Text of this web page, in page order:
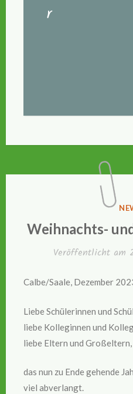
r
Weihnachts-
Veröffentlicht am
Calbe/Saale, Dezember
Liebe Schülerinnen und
liebe Kolleginnen und
liebe Eltern und Großeltern,
das nun zu Ende gehende
viel abverlangt.